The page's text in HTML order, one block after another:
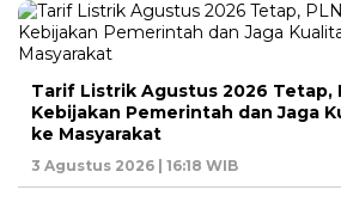
Tarif Listrik Agustus 2026 Tetap,
Kebijakan Pemerintah dan Jaga
ke Masyarakat
3 Agustus 2026 | 16:18 WIB